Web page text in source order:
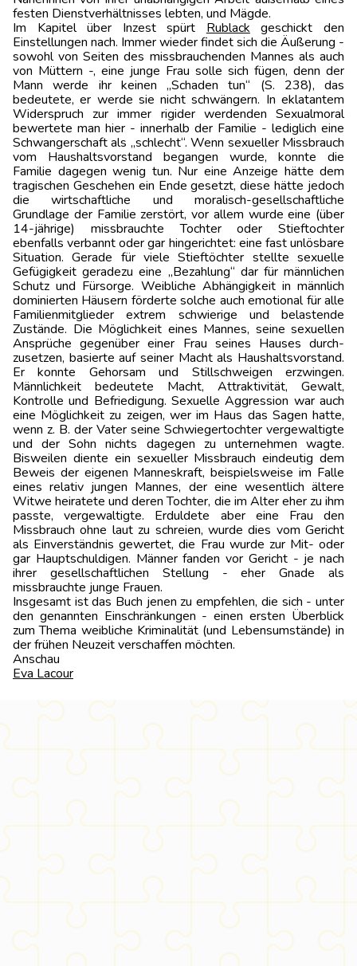
festen Dienstverhältnisses lebten, und Mägde.
Im Kapitel über Inzest spürt Rublack geschickt den
Einstellungen nach. Immer wieder findet sich die Äußerung -
sowohl von Seiten des missbrauchenden Mannes als auch
von Müttern -, eine junge Frau solle sich fügen, denn der
Mann werde ihr keinen „Schaden tun“ (S. 238), das
bedeutete, er werde sie nicht schwängern. In eklatantem
Widerspruch zur immer rigider werdenden Sexualmoral
bewertete man hier - innerhalb der Familie - lediglich eine
Schwangerschaft als „schlecht“. Wenn sexueller Missbrauch
vom Haushaltsvorstand begangen wurde, konnte die
Familie dagegen wenig tun. Nur eine Anzeige hätte dem
tragischen Geschehen ein Ende gesetzt, diese hätte jedoch
die wirtschaftliche und moralisch-gesellschaftliche
Grundlage der Familie zerstört, vor allem wurde eine (über
14-jährige) missbrauchte Tochter oder Stieftochter
ebenfalls verbannt oder gar hingerichtet: eine fast unlösbare
Situation. Gerade für viele Stieftöchter stellte sexuelle
Gefügigkeit geradezu eine „Bezahlung“ dar für männlichen
Schutz und Fürsorge. Weibliche Abhängigkeit in männlich
dominierten Häusern förderte solche auch emotional für alle
Familienmitglieder extrem schwierige und belastende
Zustände. Die Mög­lichkeit eines Mannes, seine sexuellen
Ansprüche gegenüber einer Frau seines Hauses durch­
zusetzen, basierte auf seiner Macht als Haushaltsvorstand.
Er konnte Gehorsam und Still­schweigen erzwingen.
Männlichkeit bedeutete Macht, Attraktivität, Gewalt,
Kontrolle und Befriedigung. Sexuelle Aggression war auch
eine Möglichkeit zu zeigen, wer im Haus das Sagen hatte,
wenn z. B. der Vater seine Schwiegertochter vergewaltigte
und der Sohn nichts dagegen zu unternehmen wagte.
Bisweilen diente ein sexueller Missbrauch eindeutig dem
Beweis der eigenen Manneskraft, beispielsweise im Falle
eines relativ jungen Mannes, der eine wesentlich ältere
Witwe heiratete und deren Tochter, die im Alter eher zu ihm
passte, vergewaltigte. Erduldete aber eine Frau den
Missbrauch ohne laut zu schreien, wurde dies vom Gericht
als Einverständnis gewertet, die Frau wurde zur Mit- oder
gar Hauptschuldigen. Männer fanden vor Gericht - je nach
ihrer gesellschaftlichen Stellung - eher Gnade als
missbrauchte junge Frauen.
Insgesamt ist das Buch jenen zu empfehlen, die sich - unter
den genannten Ein­schränkungen - einen ersten Überblick
zum Thema weibliche Kriminalität (und Lebensumstände) in
der frühen Neuzeit verschaffen möchten.
Eva Lacour